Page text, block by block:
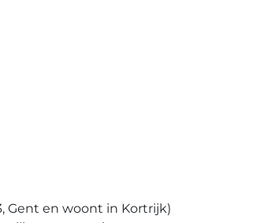
Gent en woont in Kortrijk)